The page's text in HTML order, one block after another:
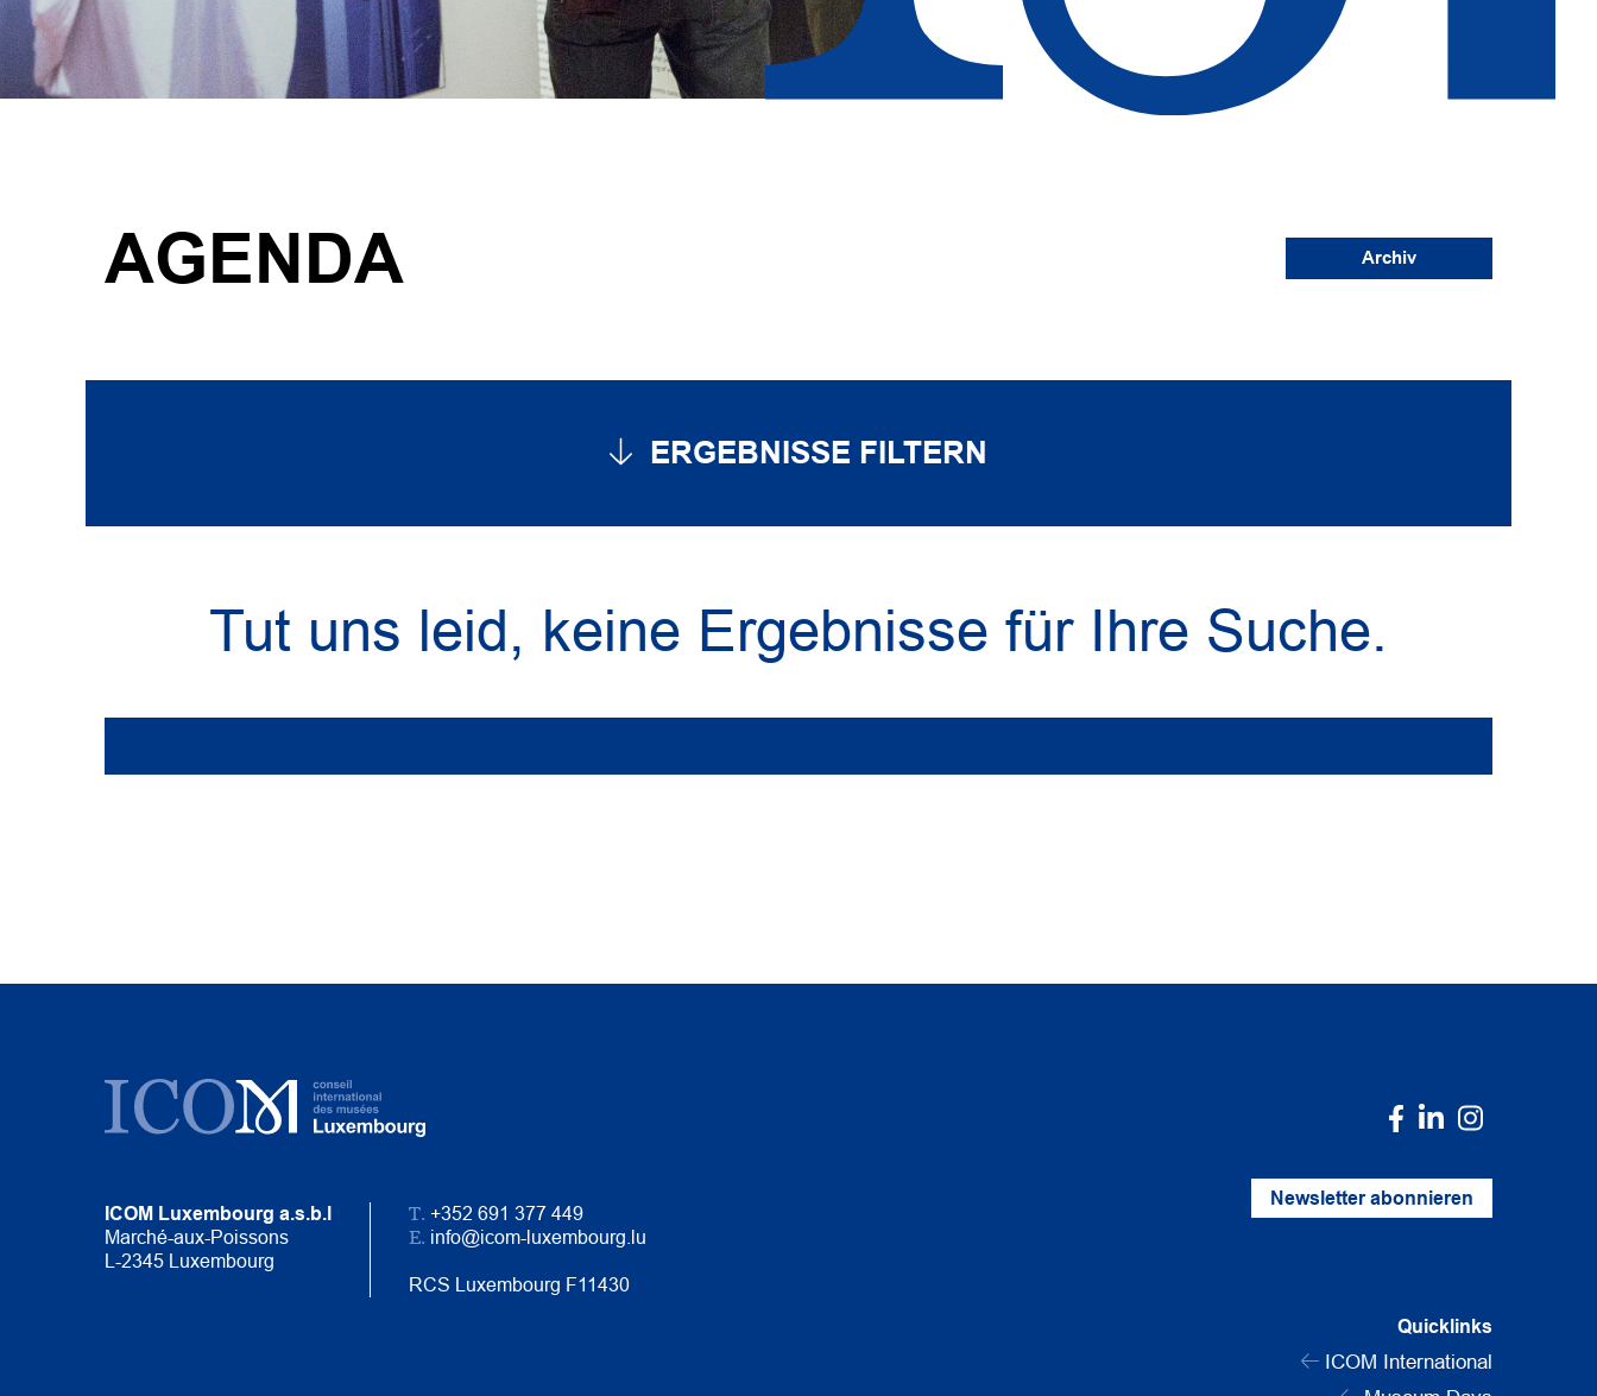
AGENDA Archiv
ERGEBNISSE FILTERN
Tut uns leid, keine Ergebnisse für Ihre Suche.
ICOM Luxembourg a.s.b.l
Marché-aux-Poissons
L-2345 Luxembourg
T. +352 691 377 449
E. info@icom-luxembourg.lu
RCS Luxembourg F11430
Newsletter abonnieren
Quicklinks
ICOM International